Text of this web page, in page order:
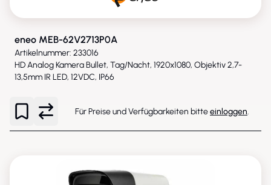
eneo MEB-62V2713P0A
Artikelnummer: 233016
HD Analog Kamera Bullet, Tag/Nacht, 1920x1080, Objektiv 2,7-
13,5mm IR LED, 12VDC, IP66
Für Preise und Verfügbarkeiten bitteeinloggen.